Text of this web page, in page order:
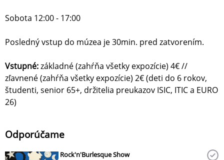
Sobota 12:00 - 17:00
Posledný vstup do múzea je 30min. pred zatvorením.
Vstupné:základné (zahŕňa všetky expozície) 4€ //
zľavnené (zahŕňa všetky expozície) 2€ (deti do 6 rokov,
študenti, senior 65+, držitelia preukazov ISIC, ITIC a EURO
26)
Odporúčame
Rock'n'Burlesque Show